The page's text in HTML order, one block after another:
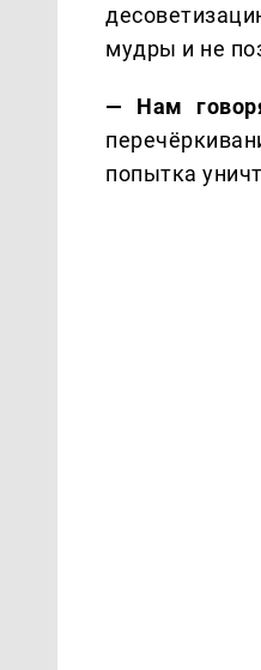
мудры и не
— Нам
попытка